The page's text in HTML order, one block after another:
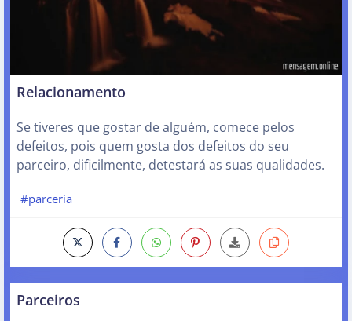
Relacionamento
Se tiveres que gostar de alguém, comece pelos
defeitos, pois quem gosta dos defeitos do seu
parceiro, dificilmente, detestará as suas qualidades.
#parceria
Parceiros